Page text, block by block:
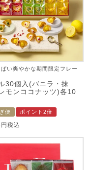
い爽やかな期間限定フレー
30個入(バニラ・抹
モンココナッツ)各10
便 ポイント2倍
税込